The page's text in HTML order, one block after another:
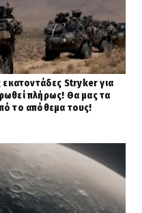
Stryker για
πλήρως! Θα μας τα
το απόθεμα τους!